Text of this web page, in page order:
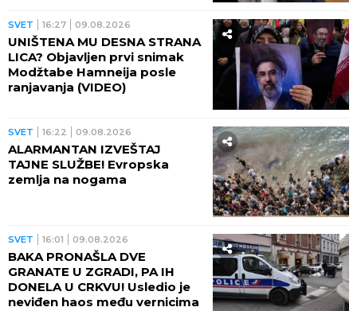
SVET 16:27 09.08.2026
UNIŠTENA MU DESNA STRANA
LICA? Objavljen prvi snimak
Modžtabe Hamneija posle
ranjavanja (VIDEO)
SVET 16:22 09.08.2026
ALARMANTAN IZVEŠTAJ
TAJNE SLUŽBE! Evropska
zemlja na nogama
SVET 16:01 09.08.2026
BAKA PRONAŠLA DVE
GRANATE U ZGRADI, PA IH
DONELA U CRKVU! Usledio je
neviđen haos među vernicima